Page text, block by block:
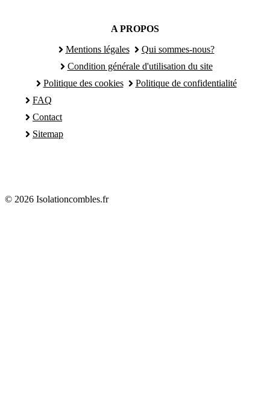
A PROPOS
Mentions légales
Qui sommes-nous?
Condition générale d'utilisation du site
Politique des cookies
Politique de confidentialité
FAQ
Contact
Sitemap
© 2026 Isolationcombles.fr